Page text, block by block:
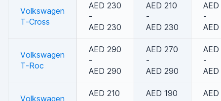
Volkswagen
T-Cross
AED 230
-
AED 230
AED 210
-
AED 230
-
Volkswagen
T-Roc
AED 290
-
AED 290
AED 270
-
AED 290
-
Volkswagen
AED 210
AED 190